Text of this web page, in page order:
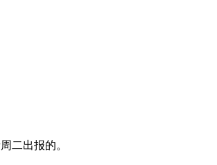
二出报的。